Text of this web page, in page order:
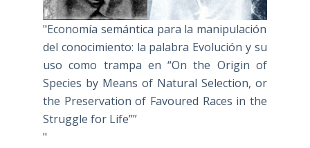
"Economía semántica para la manipulación
del conocimiento: la palabra Evolución y su
uso como trampa en “On the Origin of
Species by Means of Natural Selection, or
the Preservation of Favoured Races in the
Struggle for Life””
"